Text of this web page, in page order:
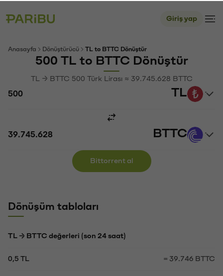
Giriş yap
Anasayfa Dönüştürücü TL to BTTC Dönüştür
500 TL to BTTC Dönüştür
TL → BTTC 500 Türk Lirası ≈ 39.745.628 BTTC
TL
BTTC
Bittorrent al
Dönüşüm tabloları
TL → BTTC değerleri (son 24 saat)
0,5 TL = 39.746 BTTC